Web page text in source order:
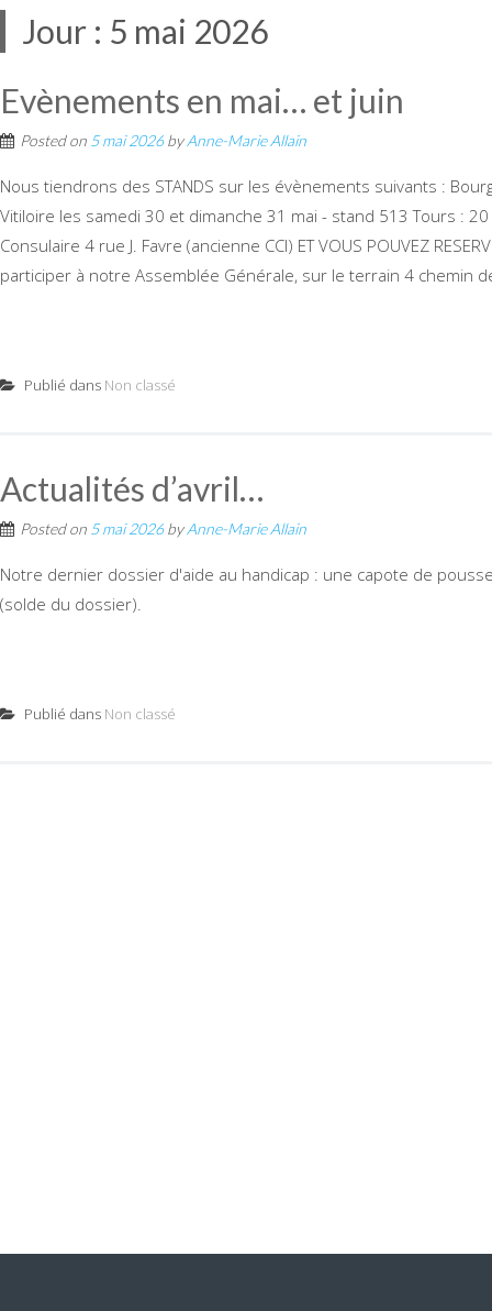
Jour : 5 mai 2026
Evènements en mai… et juin
Posted on 5 mai 2026byAnne-Marie Allain
Nous tiendrons des STANDS sur les évènements suivants :
Vitiloire les samedi 30 et dimanche 31 mai - stand 513 Tours :
Consulaire 4 rue J. Favre (ancienne CCI) ET VOUS POUVEZ
participer à notre Assemblée Générale, sur le terrain 4 chemin
Publié dans Non classé
Actualités d’avril…
Posted on 5 mai 2026byAnne-Marie Allain
Notre dernier dossier d'aide au handicap : une capote de
(solde du dossier).
Publié dans Non classé